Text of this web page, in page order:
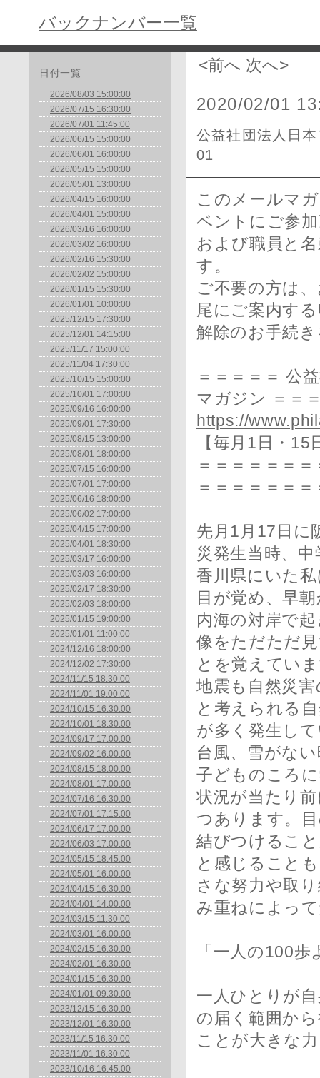
バックナンバー一覧
日付一覧
2026/08/03 15:00:00
2026/07/15 16:30:00
2026/07/01 11:45:00
2026/06/15 15:00:00
2026/06/01 16:00:00
2026/05/15 15:00:00
2026/05/01 13:00:00
2026/04/15 16:00:00
2026/04/01 15:00:00
2026/03/16 16:00:00
2026/03/02 16:00:00
2026/02/16 15:30:00
2026/02/02 15:00:00
2026/01/15 15:30:00
2026/01/01 10:00:00
2025/12/15 17:30:00
2025/12/01 14:15:00
2025/11/17 15:00:00
2025/11/04 17:30:00
2025/10/15 15:00:00
2025/10/01 17:00:00
2025/09/16 16:00:00
2025/09/01 17:30:00
2025/08/15 13:00:00
2025/08/01 18:00:00
2025/07/15 16:00:00
2025/07/01 17:00:00
2025/06/16 18:00:00
2025/06/02 17:00:00
2025/04/15 17:00:00
2025/04/01 18:30:00
2025/03/17 16:00:00
2025/03/03 16:00:00
2025/02/17 18:30:00
2025/02/03 18:00:00
2025/01/15 19:00:00
2025/01/01 11:00:00
2024/12/16 18:00:00
2024/12/02 17:30:00
2024/11/15 18:30:00
2024/11/01 19:00:00
2024/10/15 16:30:00
2024/10/01 18:30:00
2024/09/17 17:00:00
2024/09/02 16:00:00
2024/08/15 18:00:00
2024/08/01 17:00:00
2024/07/16 16:30:00
2024/07/01 17:15:00
2024/06/17 17:00:00
2024/06/03 17:00:00
2024/05/15 18:45:00
2024/05/01 16:00:00
2024/04/15 16:30:00
2024/04/01 14:00:00
2024/03/15 11:30:00
2024/03/01 16:00:00
2024/02/15 16:30:00
2024/02/01 16:30:00
2024/01/15 16:30:00
2024/01/01 09:30:00
2023/12/15 16:30:00
2023/12/01 16:30:00
2023/11/15 16:30:00
2023/11/01 16:30:00
2023/10/16 16:45:00
<前へ 次へ>
2020/02/01
公益社団法人日
01
このメールマ
ベントにご参
および職員と
す。
ご不要の方は
尾にご案内す
解除のお手続
＝＝＝＝＝ 公
マガジン ＝＝
https://
【毎月1日・15
＝＝＝＝＝＝
＝＝＝＝＝＝＝
先月1月17日に
災発生当時、中
香川県にいた
目が覚め、早
内海の対岸で
像をただただ
とを覚えてい
地震も自然災
と考えられる
が多く発生し
台風、雪がな
子どものころ
状況が当たり
つあります。
結びつけるこ
と感じること
さな努力や取
み重ねによっ
「一人の100
一人ひとりが
の届く範囲か
ことが大きな